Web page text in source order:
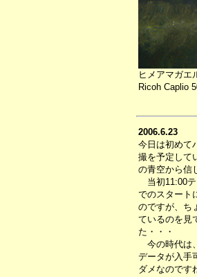
ヒメアマガエ
Ricoh Caplio
2006.6.23
今日は初めて
撮を予定して
の青空から信
当初11:00テ
でのスタート
のですが、ち
ているのを見
た・・・
今の時代は
データが入手
ダメなのです